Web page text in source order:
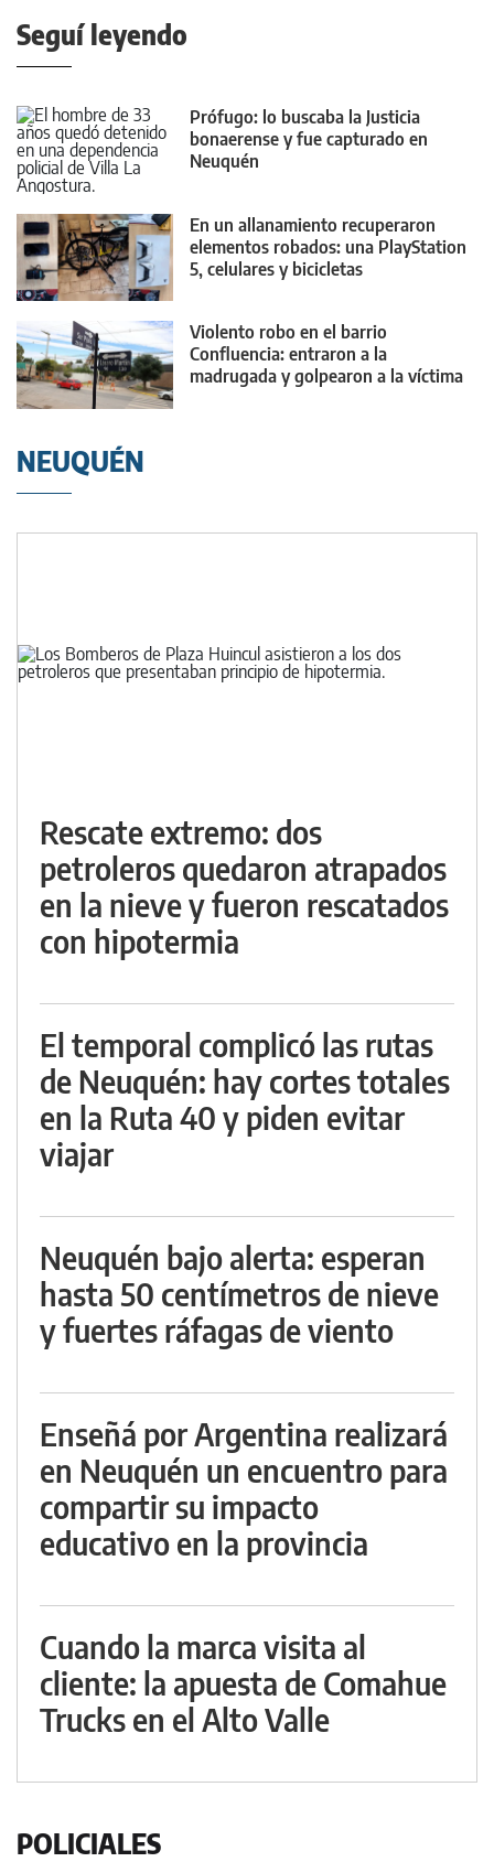
Seguí leyendo
Prófugo: lo buscaba la Justicia
bonaerense y fue capturado en
Neuquén
En un allanamiento recuperaron
elementos robados: una PlayStation
5, celulares y bicicletas
Violento robo en el barrio
Confluencia: entraron a la
madrugada y golpearon a la víctima
NEUQUÉN
Rescate extremo: dos
petroleros quedaron atrapados
en la nieve y fueron rescatados
con hipotermia
El temporal complicó las rutas
de Neuquén: hay cortes totales
en la Ruta 40 y piden evitar
viajar
Neuquén bajo alerta: esperan
hasta 50 centímetros de nieve
y fuertes ráfagas de viento
Enseñá por Argentina realizará
en Neuquén un encuentro para
compartir su impacto
educativo en la provincia
Cuando la marca visita al
cliente: la apuesta de Comahue
Trucks en el Alto Valle
POLICIALES